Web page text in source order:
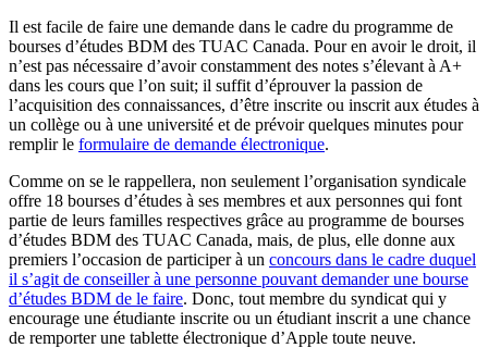
Il est facile de faire une demande dans le cadre du programme de
bourses d’études BDM des TUAC Canada. Pour en avoir le droit, il
n’est pas nécessaire d’avoir constamment des notes s’élevant à A+
dans les cours que l’on suit; il suffit d’éprouver la passion de
l’acquisition des connaissances, d’être inscrite ou inscrit aux études à
un collège ou à une université et de prévoir quelques minutes pour
remplir le formulaire de demande électronique.
Comme on se le rappellera, non seulement l’organisation syndicale
offre 18 bourses d’études à ses membres et aux personnes qui font
partie de leurs familles respectives grâce au programme de bourses
d’études BDM des TUAC Canada, mais, de plus, elle donne aux
premiers l’occasion de participer à un concours dans le cadre duquel
il s’agit de conseiller à une personne pouvant demander une bourse
d’études BDM de le faire. Donc, tout membre du syndicat qui y
encourage une étudiante inscrite ou un étudiant inscrit a une chance
de remporter une tablette électronique d’Apple toute neuve.